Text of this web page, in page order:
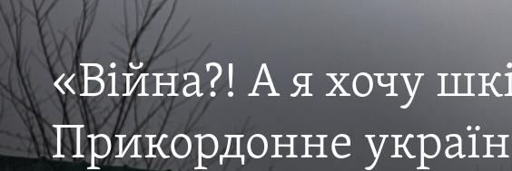
ФОТО
СПЕЦПРОЄКТИ
ПОДКАСТИ
«Війна?! А я хочу
Прикордонне